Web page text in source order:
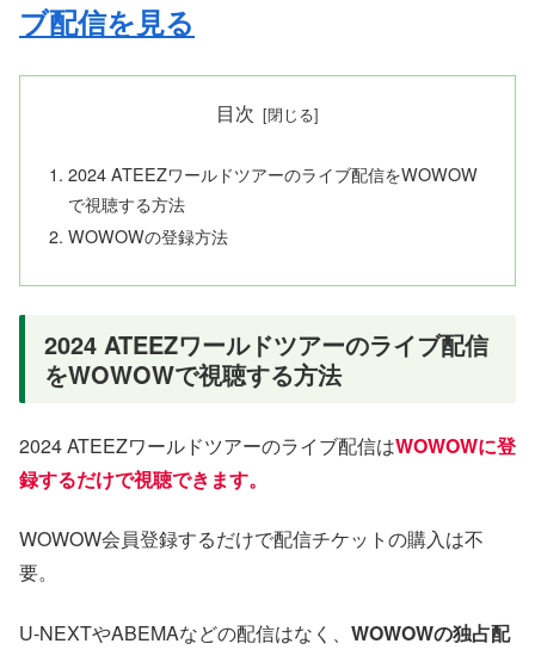
ブ配信を見る
目次
2024 ATEEZワールドツアーのライブ配信をWOWOW
で視聴する方法
WOWOWの登録方法
2024 ATEEZワールドツアーのライブ配信
をWOWOWで視聴する方法
2024 ATEEZワールドツアーのライブ配信はWOWOWに登
録するだけで視聴できます。
WOWOW会員登録するだけで配信チケットの購入は不
要。
U-NEXTやABEMAなどの配信はなく、 WOWOWの独占配